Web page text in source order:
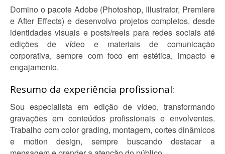
Domino o pacote Adobe (Photoshop, Illustrator, Premiere
e After Effects) e desenvolvo projetos completos, desde
identidades visuais e posts/reels para redes sociais até
edições de vídeo e materiais de comunicação
corporativa, sempre com foco em estética, impacto e
engajamento.
Resumo da experiência profissional:
Sou especialista em edição de vídeo, transformando
gravações em conteúdos profissionais e envolventes.
Trabalho com color grading, montagem, cortes dinâmicos
e motion design, sempre buscando destacar a